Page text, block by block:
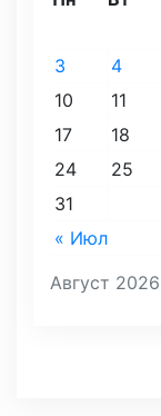
Август 2026
« Июл
3
4
10
11
17
18
24
25
31